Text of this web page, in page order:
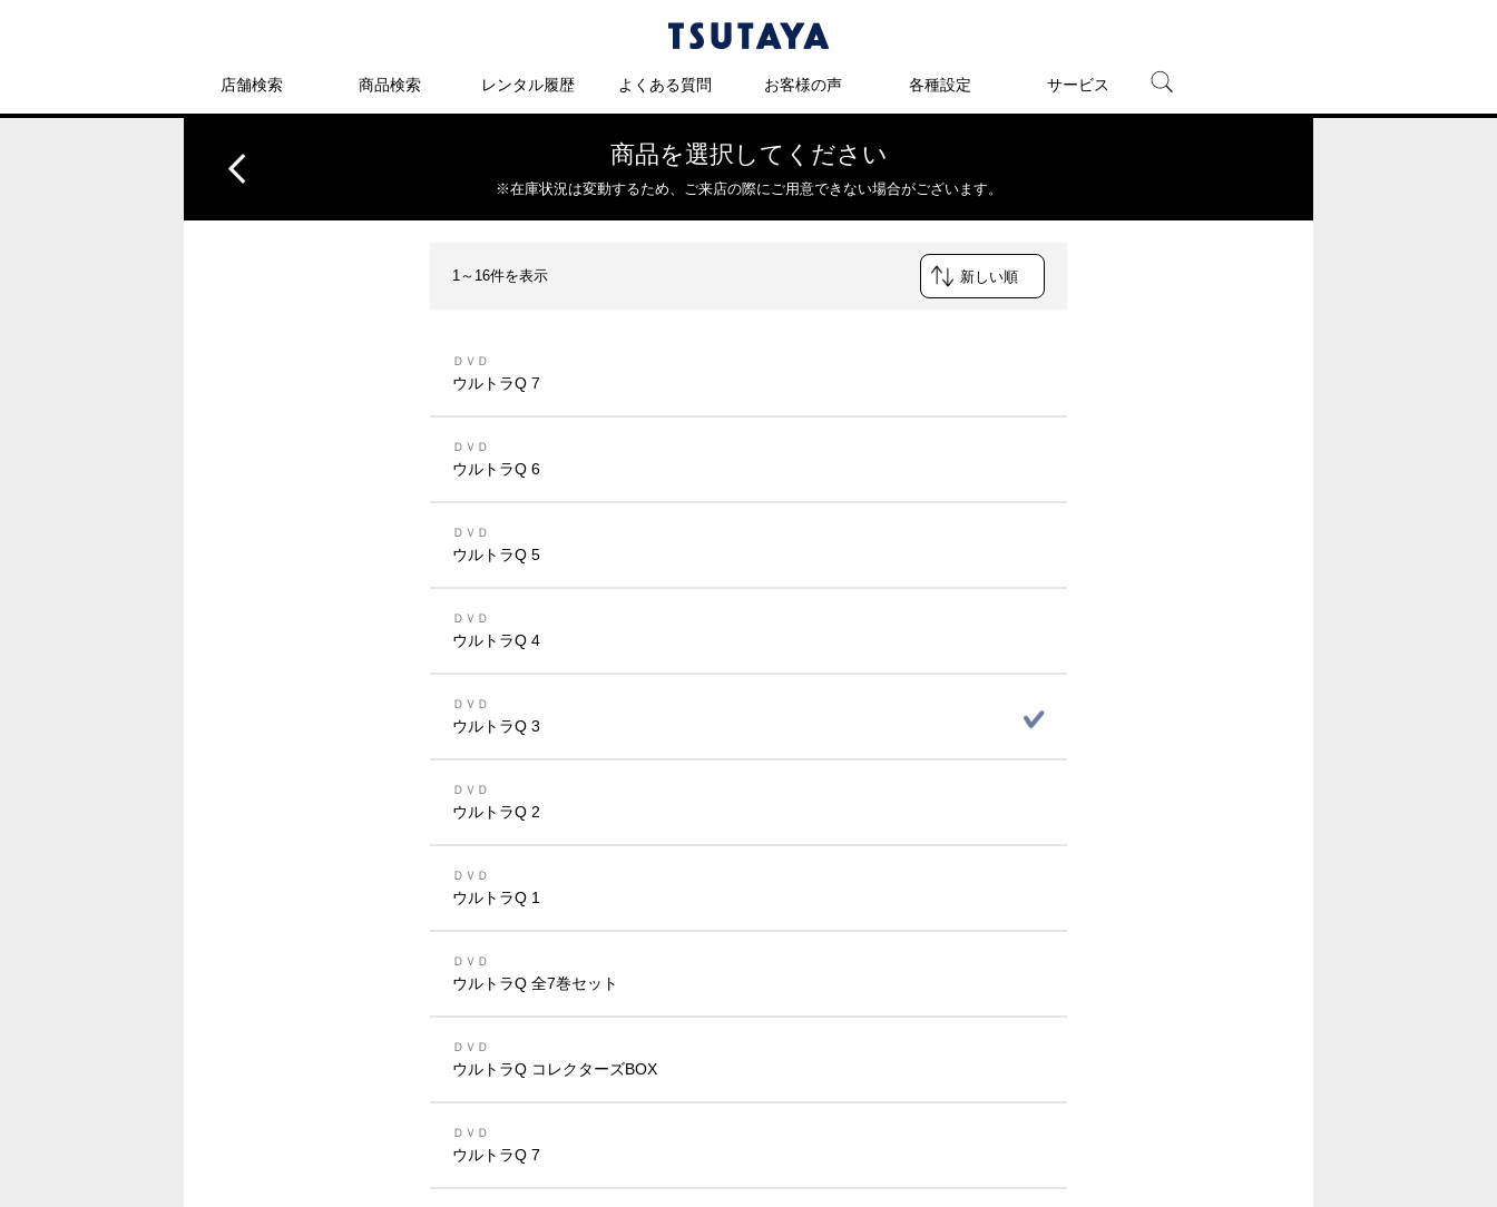
店舗検索 商品検索 レンタル履歴 よくある質問 お客様の声 各種設定 サービス
商品を選択してください
※在庫状況は変動するため、 ご来店の際にご用意できない場合がございます。
1～16件を表示
ＤＶＤ
ウルトラQ 7
ＤＶＤ
ウルトラQ 6
ＤＶＤ
ウルトラQ 5
ＤＶＤ
ウルトラQ 4
ＤＶＤ
ウルトラQ 3
ＤＶＤ
ウルトラQ 2
ＤＶＤ
ウルトラQ 1
ＤＶＤ
ウルトラQ 全7巻セット
ＤＶＤ
ウルトラQ コレクターズBOX
ＤＶＤ
ウルトラQ 7